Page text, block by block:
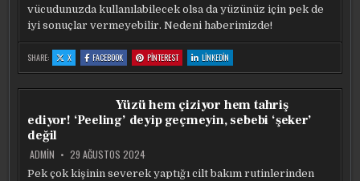
vücudunuzda kullanılabilecek olsa da yüzünüz için pek de
iyi sonuçlar vermeyebilir. Nedeni haberimizde!
SHARE: X:
MEĞER
YANLIŞ
ŞEKERLI
DEĞIL,
DIRSEK
FAYDALI
FACEBOOK:
MEĞER
YANLIŞ
ŞEKERLI
YÜZ
DEĞIL,
DIRSEK
FAYDALI
PINTEREST:
MEĞER
YANLIŞ
ŞEKERLI
YÜZ
DEĞIL,
DIRSEK
VE
LINKEDIN
MEĞER
YANLIŞ
ŞEKERLI
YÜZ
DEĞIL,
DIRSEK
Yüzü hem çiziyor hem tahriş
ediyor! ‘Peeling’ deyip geçmeyin, sebebi ‘şeker’
değil
ADMIN 29 AĞUSTOS 2024
Pek çok kişinin severek yaptığı cilt bakım rutinlerinden